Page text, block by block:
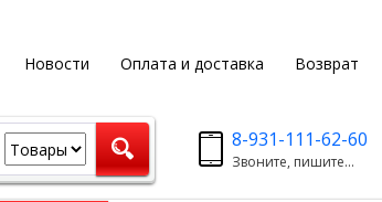
Новости Оплата и доставка Возврат
8-931-111-62-60
Звоните, пишите...